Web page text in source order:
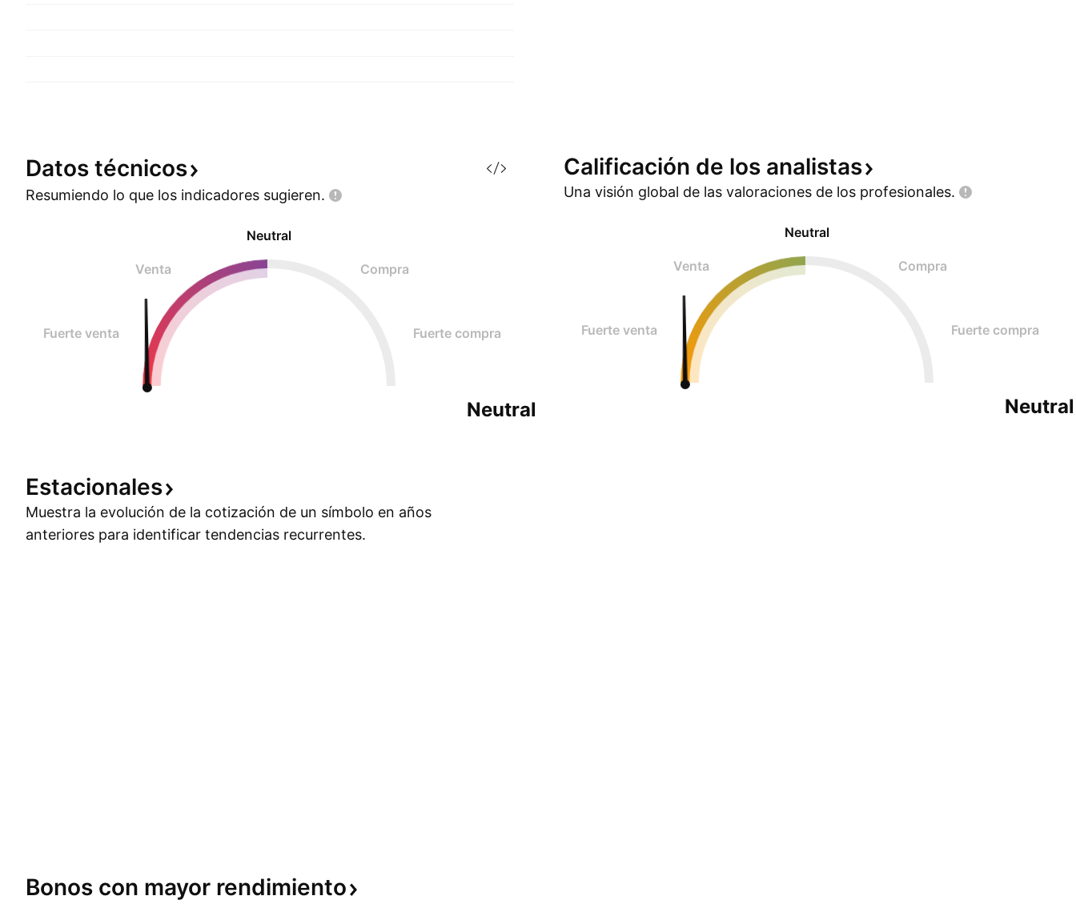
Datos técnicos
Resumiendo lo que los indicadores sugieren.
Neutral
Venta Compra
Fuerte venta Fuerte compra
Neutral
Calificación de los analistas
Una visión global de las valoraciones de los profesionales.
Neutral
Venta Compra
Fuerte venta Fuerte compra
Neutral
Estacionales
Muestra la evolución de la cotización de un símbolo en años
anteriores para identificar tendencias recurrentes.
Bonos con mayor rendimiento